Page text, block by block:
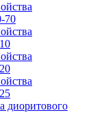
70
диоритового